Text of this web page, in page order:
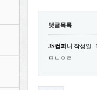
댓글목록
JS컴퍼니 작성일
ㅁㄴㅇㄹ